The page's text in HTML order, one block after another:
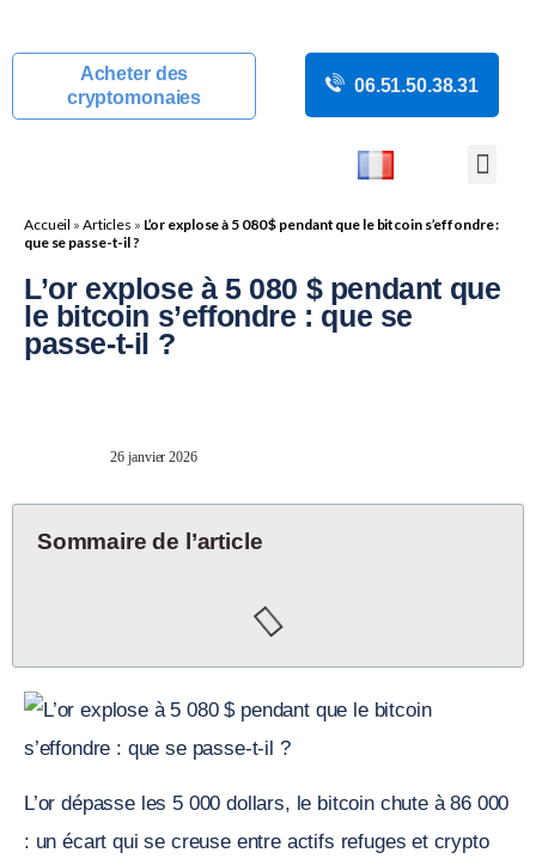
Acheter des
cryptomonaies
06.51.50.38.31
Accueil » Articles » L’or explose à 5 080 $ pendant que le bitcoin s’effondre :
que se passe-t-il ?
L’or explose à 5 080 $ pendant que
le bitcoin s’effondre : que se
passe-t-il ?
26 janvier 2026
Sommaire de l’article
L’or dépasse les 5 000 dollars, le bitcoin chute à 86 000
: un écart qui se creuse entre actifs refuges et crypto